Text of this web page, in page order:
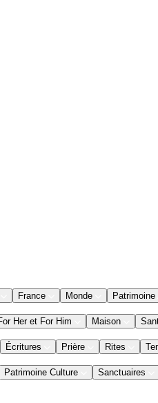
France Monde
Her et For Him Maison
Écritures Prière Rites
Patrimoine Culture Sanctuaires